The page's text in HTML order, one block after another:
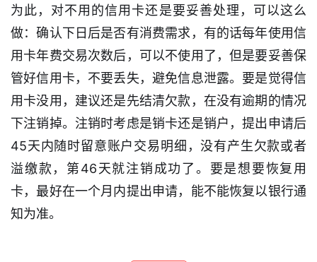
逾
期
催
收
贷
款
攻
略
为此，对不用的信用卡还是要妥善处理，可以这么
做：确认下日后是否有消费需求，有的话每年使用信
用卡年费交易次数后，可以不使用了，但是要妥善保
管好信用卡，不要丢失，避免信息泄露。要是觉得信
用卡没用，建议还是先结清欠款，在没有逾期的情况
下注销掉。注销时考虑是销卡还是销户，提出申请后
45天内随时留意账户交易明细，没有产生欠款或者
溢缴款，第46天就注销成功了。要是想要恢复用
卡，最好在一个月内提出申请，能不能恢复以银行通
知为准。